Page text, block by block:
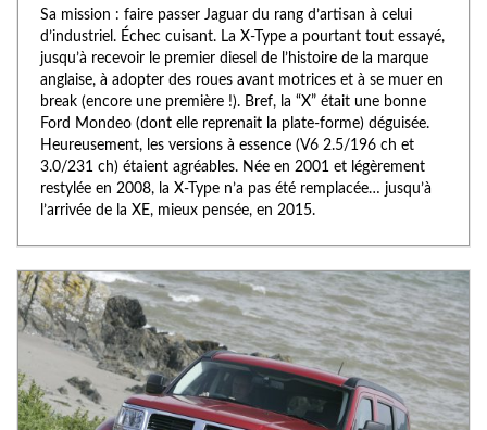
Sa mission : faire passer Jaguar du rang d’artisan à celui
d’industriel. Échec cuisant. La X-Type a pourtant tout essayé,
jusqu’à recevoir le premier diesel de l’histoire de la marque
anglaise, à adopter des roues avant motrices et à se muer en
break (encore une première !). Bref, la “X” était une bonne
Ford Mondeo (dont elle reprenait la plate-forme) déguisée.
Heureusement, les versions à essence (V6 2.5/196 ch et
3.0/231 ch) étaient agréables. Née en 2001 et légèrement
restylée en 2008, la X-Type n’a pas été remplacée… jusqu’à
l’arrivée de la XE, mieux pensée, en 2015.